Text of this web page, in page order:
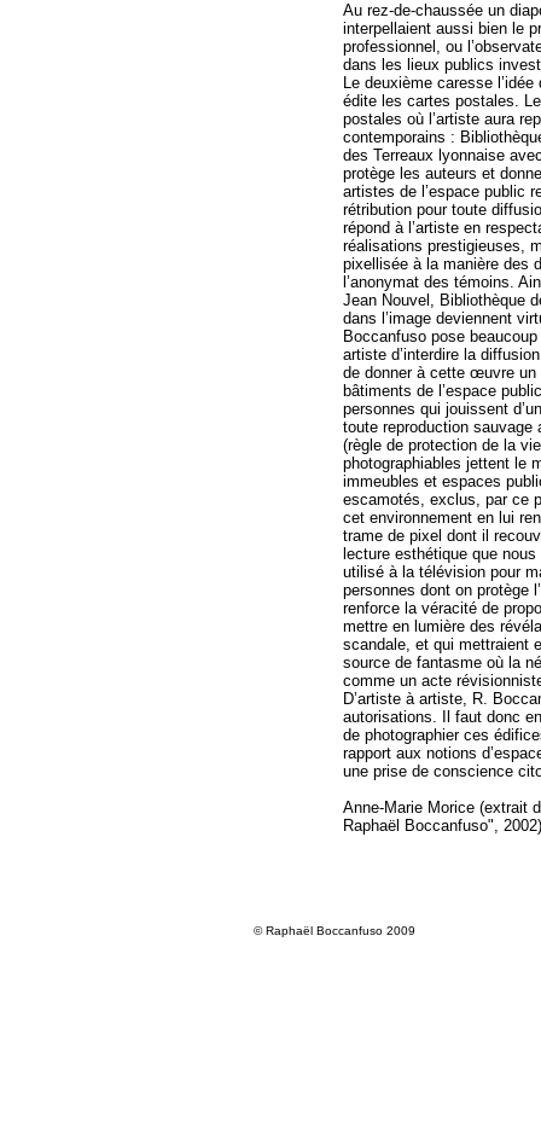
Au rez-de-chaussée un
interpellaient aussi bien le
professionnel, ou
dans les lieux publics
Le deuxième caresse
édite les cartes postales.
postales où l’artiste aura
contemporains :
des Terreaux lyonnaise
protège les auteurs et
artistes de l’espace public
rétribution pour toute
répond à l’artiste en
réalisations prestigieuses,
pixellisée à la manière des
l’anonymat des témoins.
Jean Nouvel, Bibliothèque
dans l’image deviennent
Boccanfuso pose
artiste d’interdire la
de donner à cette œuvre un
bâtiments de l’espace
personnes qui jouissent
toute reproduction
(règle de protection de la
photographiables jettent le
immeubles et espaces
escamotés, exclus, par ce
cet environnement en lui
trame de pixel dont il
lecture esthétique que
utilisé à la télévision pour
personnes dont on protège
renforce la véracité de
mettre en lumière des
scandale, et qui mettraient
source de fantasme où la
comme un acte
D’artiste à artiste, R.
autorisations. Il faut donc
de photographier ces
rapport aux notions
une prise de conscience
Anne-Marie Morice (extrait
Raphaël Boccanfuso", 2002)
© Raphaël Boccanfuso 2009